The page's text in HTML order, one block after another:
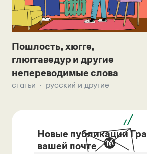
Пошлость, хюгге,
глюггаведур и другие
непереводимые слова
статьи русский и другие
Новые публикации
вашей почте